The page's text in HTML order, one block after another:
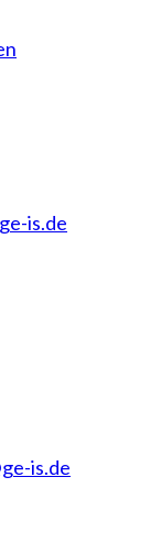
is.de
is.de